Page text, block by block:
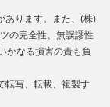
あります。また、(株)
の完全性、無誤謬性
かなる損害の責も負
転写、転載、複製す